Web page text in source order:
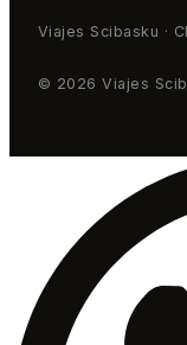
Viajes Scibasku ·
© 2026 Viajes